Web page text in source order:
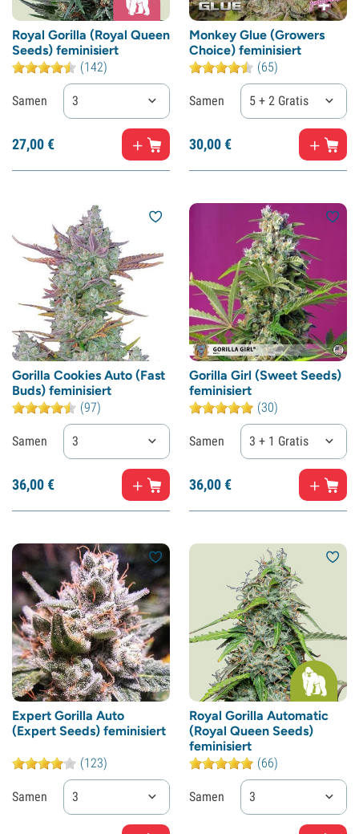
Royal Gorilla (Royal Queen
Seeds) feminisiert
(142)
Samen 3
27,00€
Monkey Glue (Growers
Choice) feminisiert
(65)
Samen 5 + 2 Gratis
30,00€
Gorilla Cookies Auto (Fast
Buds) feminisiert
(97)
Samen 3
36,00€
Gorilla Girl (Sweet Seeds)
feminisiert
(30)
Samen 3 + 1 Gratis
36,00€
Expert Gorilla Auto
(Expert Seeds) feminisiert
(123)
Samen 3
Royal Gorilla Automatic
(Royal Queen Seeds)
feminisiert
(66)
Samen 3